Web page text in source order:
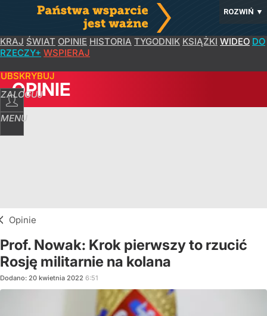
ROZWIŃ ▼
KRAJ ŚWIAT OPINIE HISTORIA TYGODNIK KSIĄŻKI WIDEO DO
RZECZY+ WSPIERAJ
ZALOGUJ
MENU
OPINIE
Opinie
Prof. Nowak: Krok pierwszy to rzucić
Rosję militarnie na kolana
Dodano: 20 kwietnia 2022 6:51